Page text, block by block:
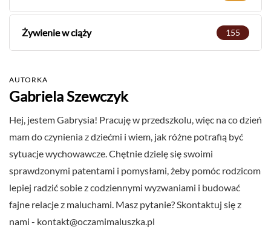
Żywienie w ciąży 155
AUTORKA
Gabriela Szewczyk
Hej, jestem Gabrysia! Pracuję w przedszkolu, więc na co dzień
mam do czynienia z dziećmi i wiem, jak różne potrafią być
sytuacje wychowawcze. Chętnie dzielę się swoimi
sprawdzonymi patentami i pomysłami, żeby pomóc rodzicom
lepiej radzić sobie z codziennymi wyzwaniami i budować
fajne relacje z maluchami. Masz pytanie? Skontaktuj się z
nami - kontakt@oczamimaluszka.pl